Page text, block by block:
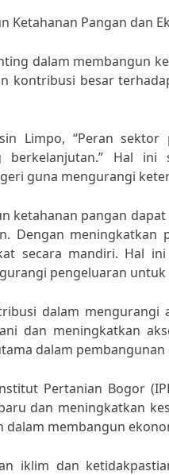
Ketahanan Pangan dan
dalam membangun
kontribusi besar
Limpo, “Peran
Hal
guna mengurangi
ketahanan pangan
Dengan
secara mandiri. Hal
pengeluaran
dalam mengurangi
dan meningkatkan
dalam
Pertanian Bogor
dan meningkatkan
membangun
iklim dan